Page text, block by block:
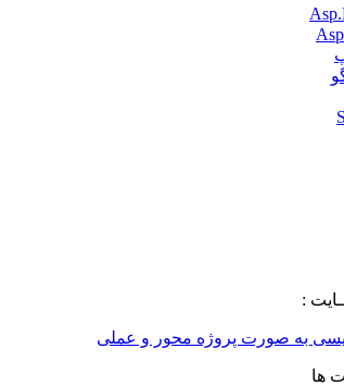
:
به صورت پروژه محور و عملی
ها